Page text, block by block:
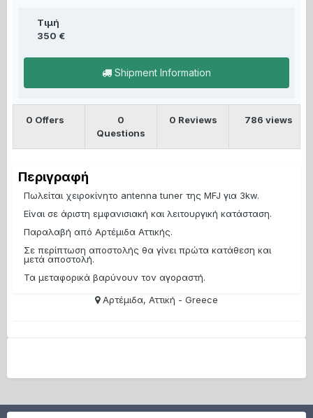
Τιμή
350 €
Shipment Information
0 Offers
0
Questions
0 Reviews 786 views
Περιγραφή
Πωλείται χειροκίνητο antenna tuner της MFJ για 3kw.
Είναι σε άριστη εμφανισιακή και λειτουργική κατάσταση.
Παραλαβή από Αρτέμιδα Αττικής.
Σε περίπτωση αποστολής θα γίνει πρώτα κατάθεση και
μετά αποστολή.
Τα μεταφορικά βαρύνουν τον αγοραστή.
Αρτέμιδα, Αττική - Greece